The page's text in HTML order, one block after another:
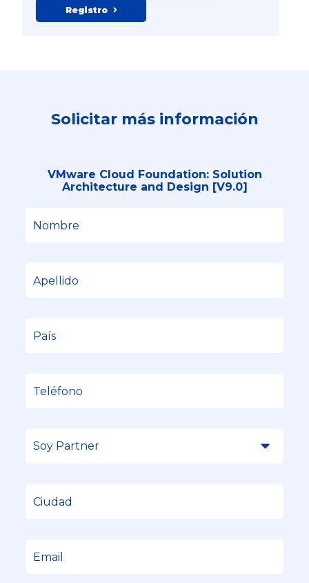
Registro
Solicitar más información
VMware Cloud Foundation: Solution
Architecture and Design [V9.0]